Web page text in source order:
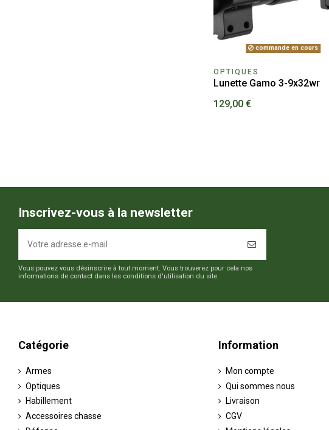
commande en cours
OPTIQUES
Lunette Gamo 3-9x32wr
129,00 €
Inscrivez-vous à la newsletter
Vous pouvez vous désinscrire à tout moment. Vous trouverez pour cela nos
informations de contact dans les conditions d'utilisation du site.
Catégorie
Armes
Optiques
Habillement
Accessoires chasse
Information
Mon compte
Qui sommes nous
Livraison
CGV